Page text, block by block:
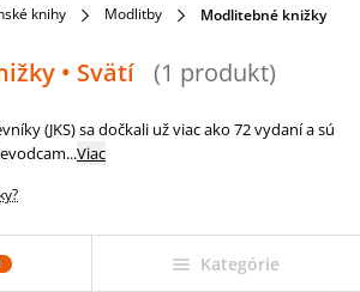
knihy Modlitby Modlitebné knižky
• Svätí (1 produkt)
(JKS) sa dočkali už viac ako 72 vydaní a sú
...Viac
Kategórie